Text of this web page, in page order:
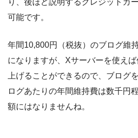
り、後ほど説明するクレジットカ
可能です。
年間10,800円（税抜）のブログ維
になりますが、Xサーバーを使え
上げることができるので、ブログ
ログあたりの年間維持費は数千円
額にはなりませんね。